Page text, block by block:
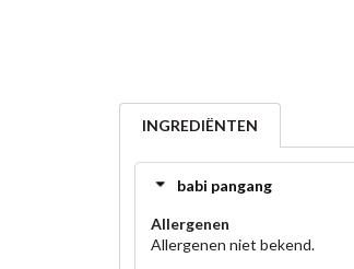
INGREDIËNTEN
babi pangang
Allergenen
Allergenen niet bekend.